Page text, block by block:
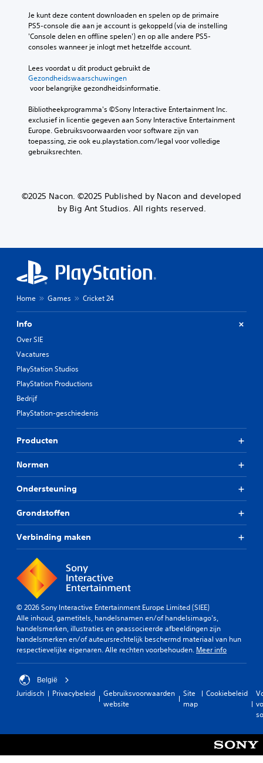
Je kunt deze content downloaden en spelen op de primaire
PS5-console die aan je account is gekoppeld (via de instelling
'Console delen en offline spelen') en op alle andere PS5-
consoles wanneer je inlogt met hetzelfde account.
Lees voordat u dit product gebruikt de
Gezondheidswaarschuwingen
voor belangrijke gezondheidsinformatie.
Bibliotheekprogramma's ©Sony Interactive Entertainment Inc.
exclusief in licentie gegeven aan Sony Interactive Entertainment
Europe. Gebruiksvoorwaarden voor software zijn van
toepassing, zie ook eu.playstation.com/legal voor volledige
gebruiksrechten.
©2025 Nacon. ©2025 Published by Nacon and developed
by Big Ant Studios. All rights reserved.
Home Games Cricket 24
Info
Over SIE
Vacatures
PlayStation Studios
PlayStation Productions
Bedrijf
PlayStation-geschiedenis
Producten
Normen
Ondersteuning
Grondstoffen
Verbinding maken
© 2026 Sony Interactive Entertainment Europe Limited (SIEE)
Alle inhoud, gametitels, handelsnamen en/of handelsimago's,
handelsmerken, illustraties en geassocieerde afbeeldingen zijn
handelsmerken en/of auteursrechtelijk beschermd materiaal van hun
respectievelijke eigenaren. Alle rechten voorbehouden. Meer info
België
Juridisch Privacybeleid
Gebruiksvoorwaarden
website
Site
map
Cookiebeleid